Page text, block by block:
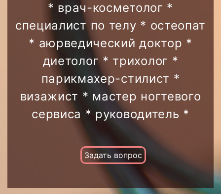
* врач-косметолог *
специалист по телу * остеопат
* аюрведический доктор *
диетолог * трихолог *
парикмахер-стилист *
визажист * мастер ногтевого
сервиса * руководитель *
Задать вопрос